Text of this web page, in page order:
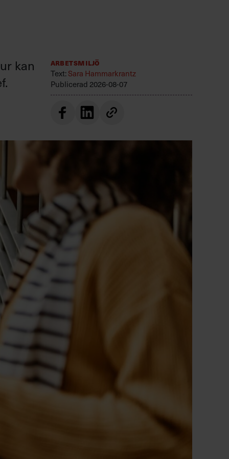
kan
Arbetsmiljö
Text: Sara Hammarkrantz
Publicerad 2026-08-07